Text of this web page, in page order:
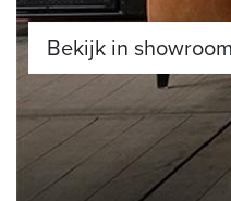
Bekijk in showroom